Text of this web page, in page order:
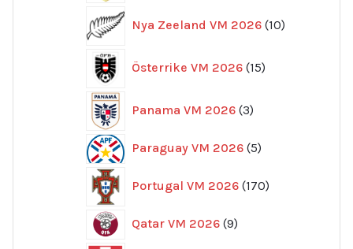
Nya Zeeland VM 2026 10
produkter
Österrike VM 2026 15
produkter
Panama VM 2026 3
produkter
Paraguay VM 2026 55
Portugal VM 2026 170
produkter
Qatar VM 2026 99